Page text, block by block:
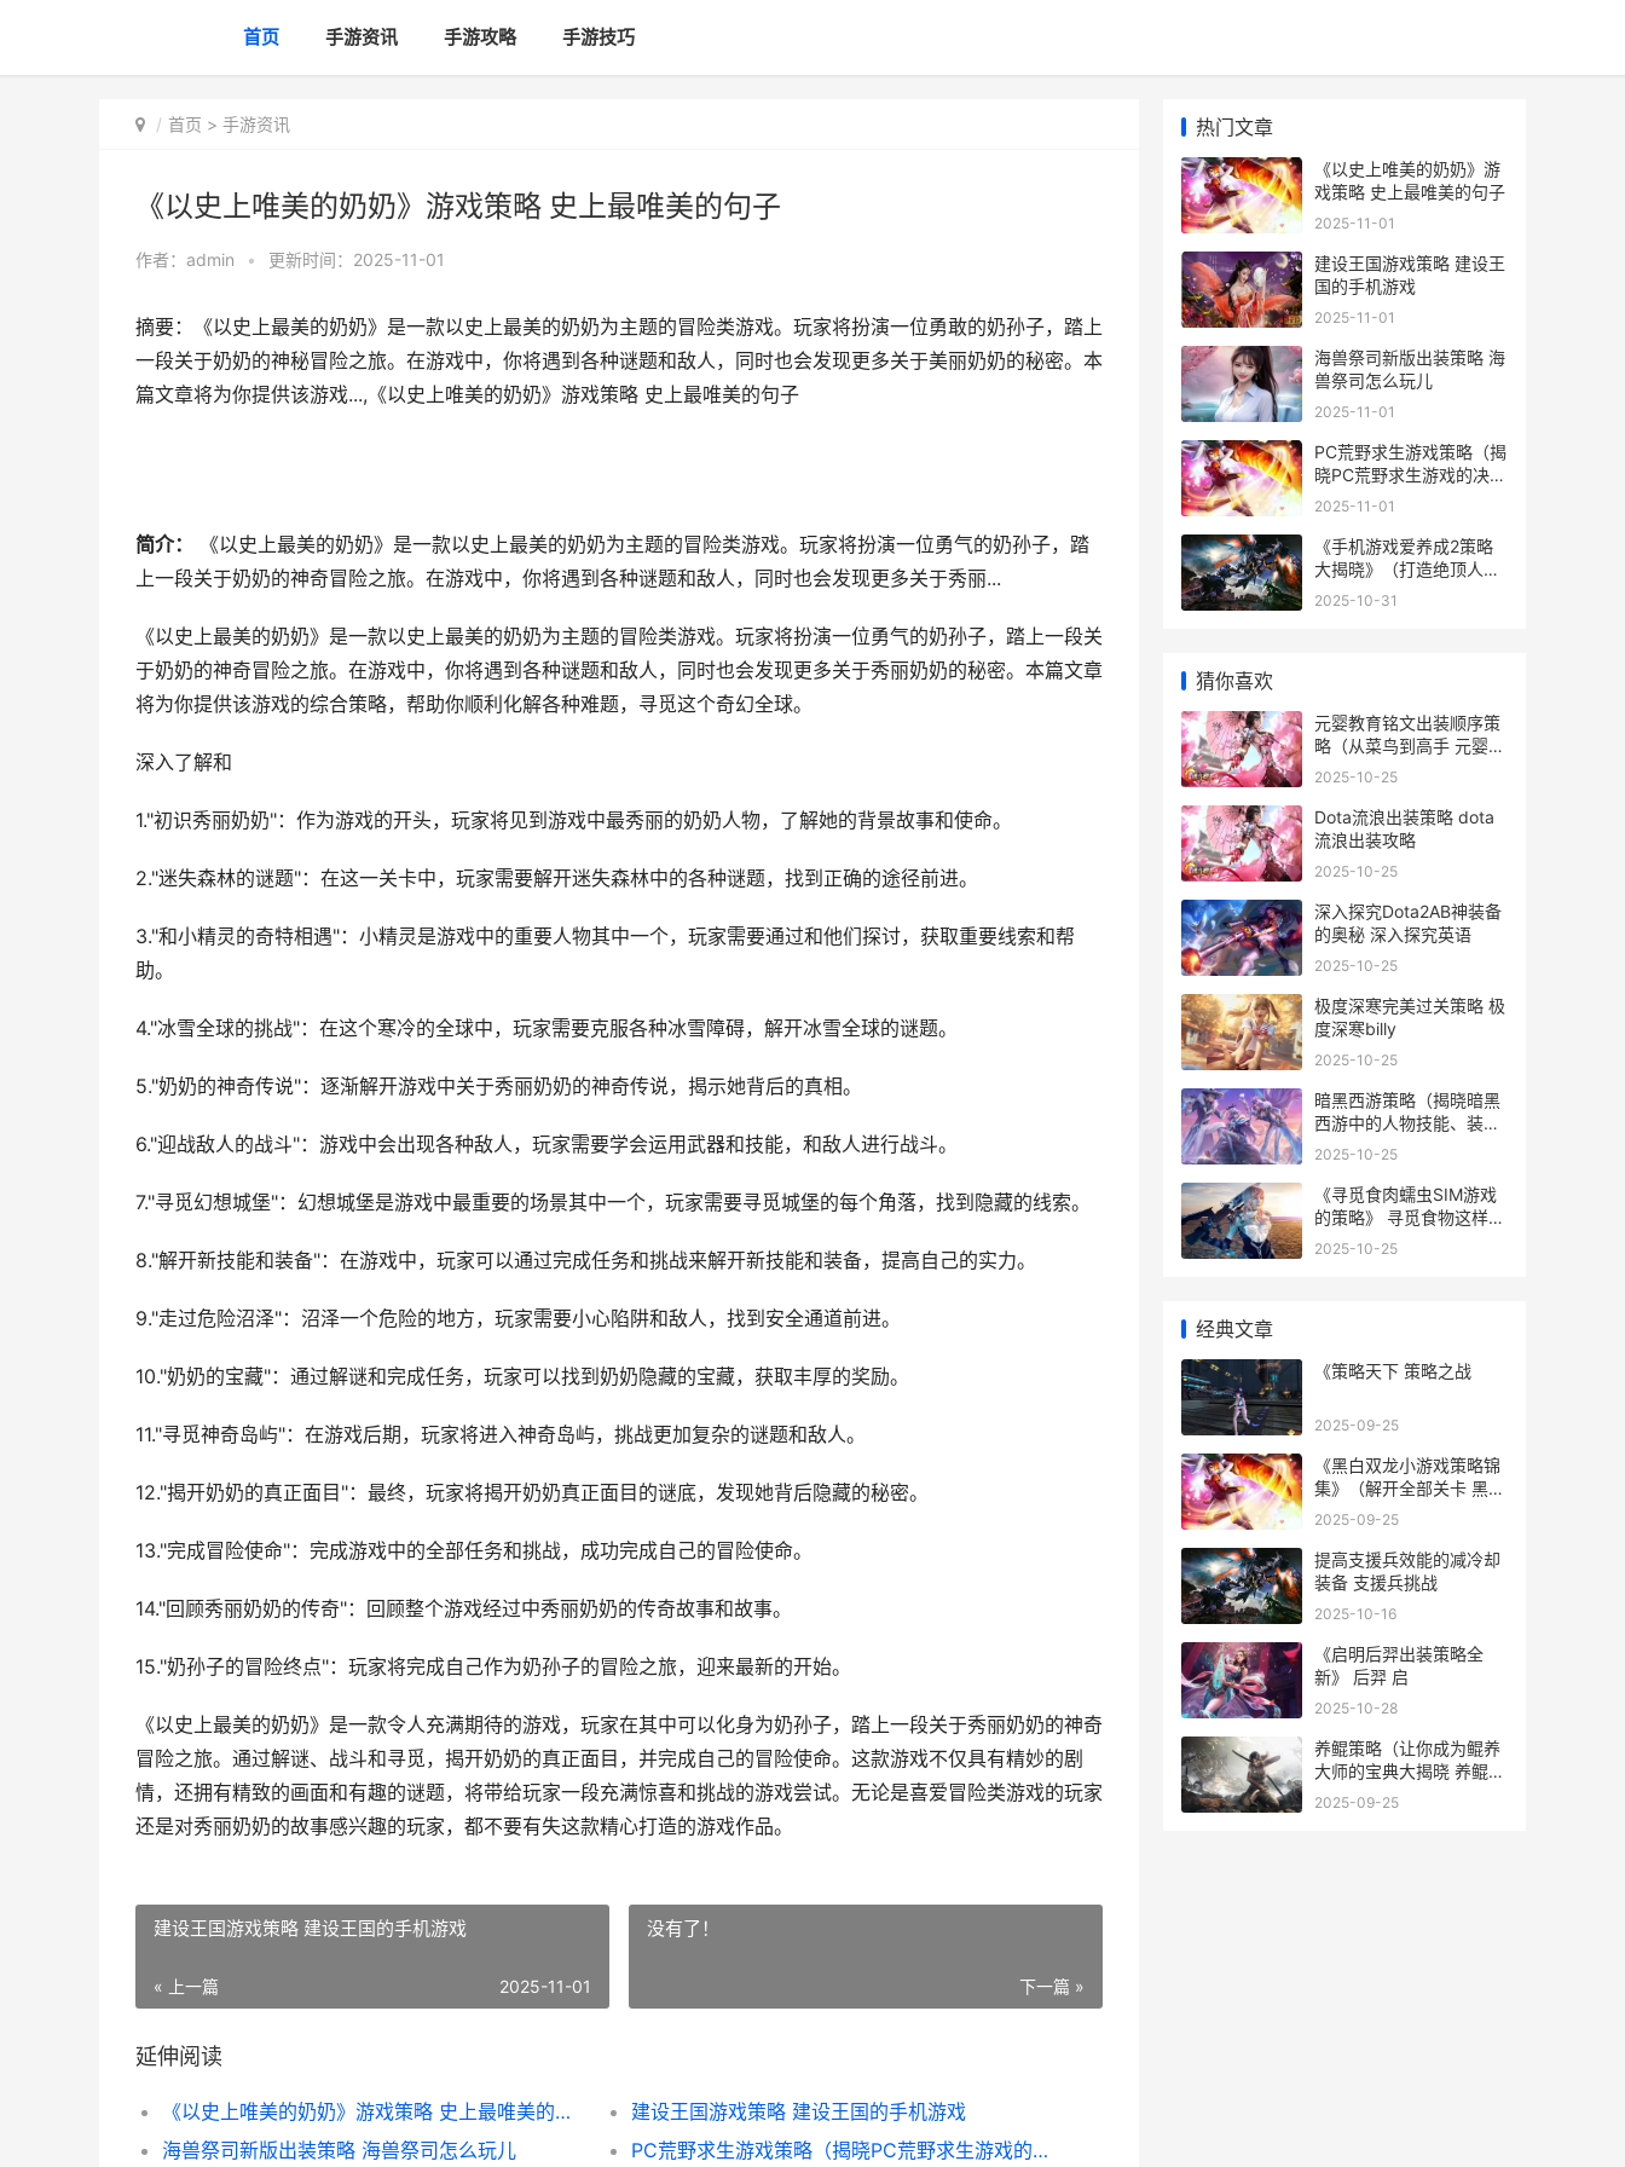
首页 手游资讯 手游攻略 手游技巧
首页 > 手游资讯
《以史上唯美的奶奶》游戏策略 史上最唯美的句子
作者： admin • 更新时间：2025-11-01
摘要：《以史上最美的奶奶》是一款以史上最美的奶奶为主题的冒险类游戏。玩家将扮演一位勇敢的奶孙子，踏上
一段关于奶奶的神秘冒险之旅。在游戏中，你将遇到各种谜题和敌人，同时也会发现更多关于美丽奶奶的秘密。本
篇文章将为你提供该游戏...,《以史上唯美的奶奶》游戏策略 史上最唯美的句子
简介：
《以史上最美的奶奶》是一款以史上最美的奶奶为主题的冒险类游戏。玩家将扮演一位勇气的奶孙子，踏
上一段关于奶奶的神奇冒险之旅。在游戏中，你将遇到各种谜题和敌人，同时也会发现更多关于秀丽...
《以史上最美的奶奶》是一款以史上最美的奶奶为主题的冒险类游戏。玩家将扮演一位勇气的奶孙子，踏上一段关
于奶奶的神奇冒险之旅。在游戏中，你将遇到各种谜题和敌人，同时也会发现更多关于秀丽奶奶的秘密。本篇文章
将为你提供该游戏的综合策略，帮助你顺利化解各种难题，寻觅这个奇幻全球。
深入了解和
1."初识秀丽奶奶"：作为游戏的开头，玩家将见到游戏中最秀丽的奶奶人物，了解她的背景故事和使命。
2."迷失森林的谜题"：在这一关卡中，玩家需要解开迷失森林中的各种谜题，找到正确的途径前进。
3."和小精灵的奇特相遇"：小精灵是游戏中的重要人物其中一个，玩家需要通过和他们探讨，获取重要线索和帮
助。
4."冰雪全球的挑战"：在这个寒冷的全球中，玩家需要克服各种冰雪障碍，解开冰雪全球的谜题。
5."奶奶的神奇传说"：逐渐解开游戏中关于秀丽奶奶的神奇传说，揭示她背后的真相。
6."迎战敌人的战斗"：游戏中会出现各种敌人，玩家需要学会运用武器和技能，和敌人进行战斗。
7."寻觅幻想城堡"：幻想城堡是游戏中最重要的场景其中一个，玩家需要寻觅城堡的每个角落，找到隐藏的线索。
8."解开新技能和装备"：在游戏中，玩家可以通过完成任务和挑战来解开新技能和装备，提高自己的实力。
9."走过危险沼泽"：沼泽一个危险的地方，玩家需要小心陷阱和敌人，找到安全通道前进。
10."奶奶的宝藏"：通过解谜和完成任务，玩家可以找到奶奶隐藏的宝藏，获取丰厚的奖励。
11."寻觅神奇岛屿"：在游戏后期，玩家将进入神奇岛屿，挑战更加复杂的谜题和敌人。
12."揭开奶奶的真正面目"：最终，玩家将揭开奶奶真正面目的谜底，发现她背后隐藏的秘密。
13."完成冒险使命"：完成游戏中的全部任务和挑战，成功完成自己的冒险使命。
14."回顾秀丽奶奶的传奇"：回顾整个游戏经过中秀丽奶奶的传奇故事和故事。
15."奶孙子的冒险终点"：玩家将完成自己作为奶孙子的冒险之旅，迎来最新的开始。
《以史上最美的奶奶》是一款令人充满期待的游戏，玩家在其中可以化身为奶孙子，踏上一段关于秀丽奶奶的神奇
冒险之旅。通过解谜、战斗和寻觅，揭开奶奶的真正面目，并完成自己的冒险使命。这款游戏不仅具有精妙的剧
情，还拥有精致的画面和有趣的谜题，将带给玩家一段充满惊喜和挑战的游戏尝试。无论是喜爱冒险类游戏的玩家
还是对秀丽奶奶的故事感兴趣的玩家，都不要有失这款精心打造的游戏作品。
建设王国游戏策略 建设王国的手机游戏
« 上一篇 2025-11-01
没有了！
下一篇 »
延伸阅读
《以史上唯美的奶奶》游戏策略 史上最唯美的句子
建设王国游戏策略 建设王国的手机游戏
海兽祭司新版出装策略 海兽祭司怎么玩儿
PC荒野求生游戏策略（揭晓PC荒野求生游戏的决定因素生存诀窍 游戏版的荒野求生
热门文章
《以史上唯美的奶奶》游
戏策略 史上最唯美的句子
2025-11-01
建设王国游戏策略 建设王
国的手机游戏
2025-11-01
海兽祭司新版出装策略 海
兽祭司怎么玩儿
2025-11-01
PC荒野求生游戏策略（揭
晓PC荒野求生游戏的决定
因素生存诀窍 游戏版的荒
2025-11-01
《手机游戏爱养成2策略
大揭晓》（打造绝顶人物
游戏爱养成
2025-10-31
猜你喜欢
元婴教育铭文出装顺序策
略（从菜鸟到高手 元婴怎
么出装
2025-10-25
Dota流浪出装策略 dota
流浪出装攻略
2025-10-25
深入探究Dota2AB神装备
的奥秘 深入探究英语
2025-10-25
极度深寒完美过关策略 极
度深寒billy
2025-10-25
暗黑西游策略（揭晓暗黑
西游中的人物技能、装备
更新与副本挑战 暗黑西游
2025-10-25
《寻觅食肉蠕虫SIM游戏
的策略》 寻觅食物这样写
可以吗
2025-10-25
经典文章
《策略天下 策略之战
2025-09-25
《黑白双龙小游戏策略锦
集》（解开全部关卡 黑白
双龙解说
2025-09-25
提高支援兵效能的减冷却
装备 支援兵挑战
2025-10-16
《启明后羿出装策略全
新》 后羿 启
2025-10-28
养鲲策略（让你成为鲲养
大师的宝典大揭晓 养鲲是
什么游戏
2025-09-25